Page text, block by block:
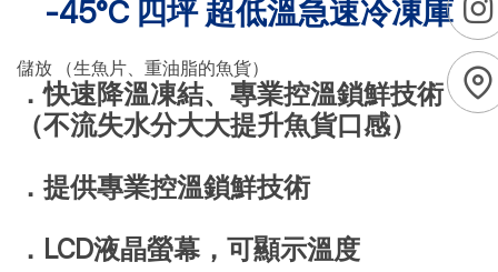
-45°C 四坪 超低溫急速冷凍庫
儲放 （生魚片、重油脂的魚貨）
．快速降溫凍結、專業控溫鎖鮮技術
（不流失水分大大提升魚貨口感）
．提供專業控溫鎖鮮技術
．LCD液晶螢幕，可顯示溫度